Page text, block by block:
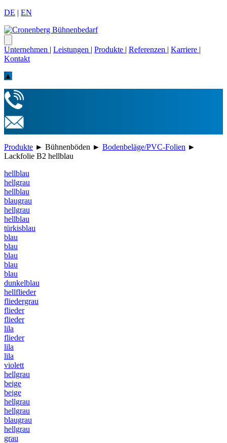
DE | EN
Unternehmen | Leistungen | Produkte | Referenzen | Karriere |
Kontakt
▲
Produkte ► Bühnenböden ► Bodenbeläge/PVC-Folien ►
Lackfolie B2 hellblau
hellblau
hellgrau
hellblau
blaugrau
hellgrau
hellblau
türkisblau
blau
blau
blau
blau
blau
dunkelblau
hellflieder
fliedergrau
flieder
flieder
lila
flieder
lila
lila
violett
hellgrau
beige
beige
hellgrau
hellgrau
blaugrau
hellgrau
grau